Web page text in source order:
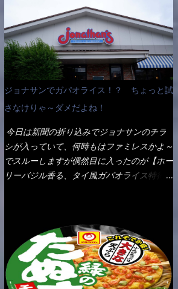
な・・・だって透明なトレイに並んだ棒状麺
なんて見慣れないからねぇ～（コストがかか
る） 袋の裏側を見ると、韮とか卵の用意を
勧めている。 それなばらと冷蔵庫にあっ
た、黒豆モヤシ・韮・生卵を用意しました。
まず鍋1で湯を沸かし、麺を茹でる！ 小鍋
で別に湯を沸かし卵を溶きながら投入～ 次
にモヤシを入れて、粉末スープを投入！！
上がったら、丼へ入れてから小鍋のスープを
丼の中へ 最後に小鍋の具を上にかけ、韮の
葉の部分をドサッと乗せて調味油を入れて完
成です。 どうでしょう？ 見た目 Goodデ
イ・ノンスチーム製法で仕上げた、生めんに
近い風味のストレートめんです。 豚の旨味
に数種類の唐辛子、ニンニクを加えた辛さと
コクが凝縮された醤油ベースのスープです。
調味油に赤ラー油とごま油を使用することに
らしいですよ！ 何処からの情報？ ウィキ
ペディアから・・・そうだろうな～笑 電子
レンジで弱めのワット（小生は500Wで3分
程度）温めてテーブルへ これ店舗の調理場
で、製造しているけど考えるに大き目のオー
ブン皿で焼いて、大凡の目安で小分けにして
いるようで、パックをよーく見たら表面のチ
ーズの乗り具合に結構な差が出ていた・・・
チーズに焦げ目が付いているのを、しっかり
確認し買うことをオススメします。（取り分
け量にも若干有り差がでてるだろう） 早速
タバスコを振りかけて食べてみると・・・結
使ってみたら、これが凄くうまくすくえるん
だよねぇ～（このスプーン当たりだね） 今
回新作のグラタンを頂きましたが、まずまず
の美味しさとダイソーのカレースプーンの。
すくい上げ力の良さを再度認識できました。
ジョナサンでガパオライス！？ ちょっと試
さなけりゃ～ダメだよね！
今日は新聞の折り込みでジョナサンのチラ
シが入っていて、何時もはファミレスかよ～
でスルーしますが偶然目に入ったのが【ホー
リーバジル香る、タイ風ガパオライス特得ク
て・・・今日じゃん！！ そこで近くのお店
へ・・・・ モーニング以外の通常メニュー
は、10:30以降に提供されるので10:40頃に店
内へ 私は基本的、どの店に行っても同じメ